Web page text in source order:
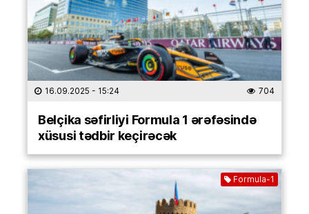
16.09.2025 - 15:24 704
Belçika səfirliyi Formula 1 ərəfəsində
xüsusi tədbir keçirəcək
Formula-1